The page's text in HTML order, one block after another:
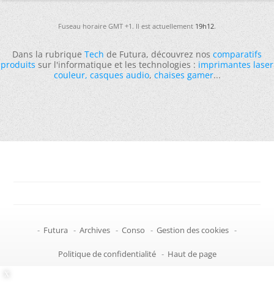
Fuseau horaire GMT +1. Il est actuellement19h12.
Dans la rubriqueTechde Futura, découvrez noscomparatifs
produitssur l'informatique et les technologies :imprimantes laser
couleur,casques audio,chaises gamer...
- Futura - Archives - Conso - Gestion des cookies -
Politique de confidentialité - Haut de page